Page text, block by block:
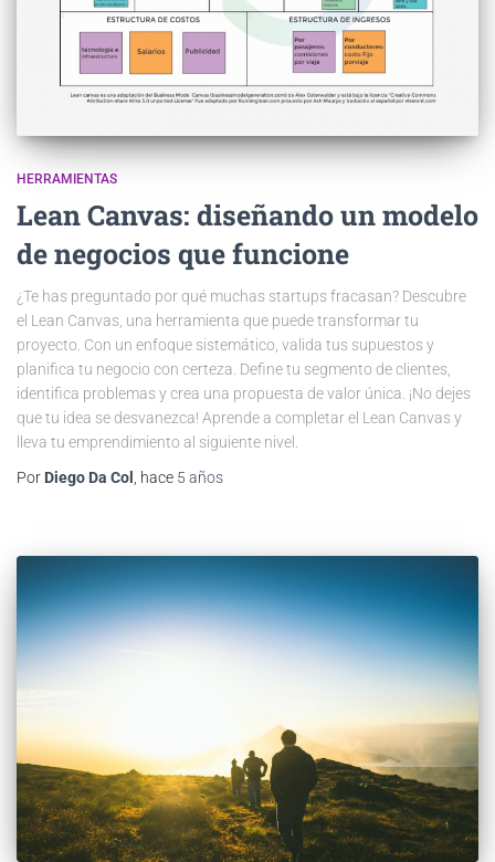
HERRAMIENTAS
Lean Canvas: diseñando un modelo
de negocios que funcione
¿Te has preguntado por qué muchas startups fracasan? Descubre
el Lean Canvas, una herramienta que puede transformar tu
proyecto. Con un enfoque sistemático, valida tus supuestos y
planifica tu negocio con certeza. Define tu segmento de clientes,
identifica problemas y crea una propuesta de valor única. ¡No dejes
que tu idea se desvanezca! Aprende a completar el Lean Canvas y
lleva tu emprendimiento al siguiente nivel.
Por Diego Da Col , hace 5 años